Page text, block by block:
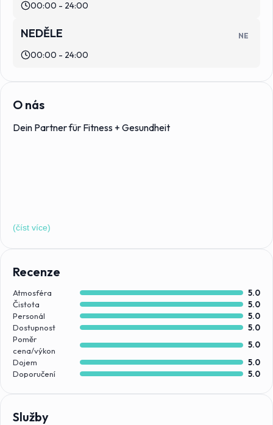
Služby
00:00 - 24:00
NEDĚLE NE
00:00 - 24:00
O nás
Dein Partner für Fitness + Gesundheit
(číst více)
Recenze
Atmosféra
5.0
Čistota
5.0
Personál
5.0
Dostupnost
5.0
Poměr
cena/výkon
5.0
Dojem
5.0
Doporučení
5.0